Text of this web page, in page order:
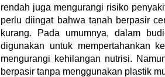
rendah juga mengurangi risiko
perlu diingat bahwa tanah berpasir
kurang. Pada umumnya, dalam
digunakan untuk mempertahankan
mengurangi kehilangan nutrisi.
berpasir tanpa menggunakan plastik